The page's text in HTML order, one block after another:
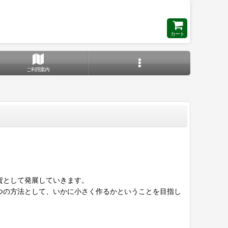
カート
ご利用案内
して発展していきます。
方法として、いかに小さく作るかということを目指し